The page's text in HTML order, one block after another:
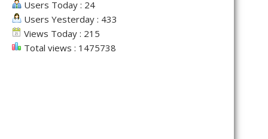
Users Today : 24
Users Yesterday : 433
Views Today : 215
Total views : 1475738